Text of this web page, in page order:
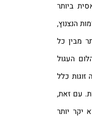
ביותר
הנצנוץ,
מבין כל
העגול
כלל
עם זאת,
יקר יותר